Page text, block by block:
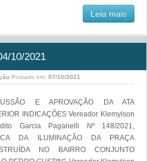
Leia mais
10/2021
Postado em: 07/10/2021
E APROVAÇÃO DA ATA
INDICAÇÕES Vereador Klemylson
Garcia Paganelli Nº 148/2021,
DA ILUMINAÇÃO DA PRAÇA
NO BAIRRO CONJUNTO